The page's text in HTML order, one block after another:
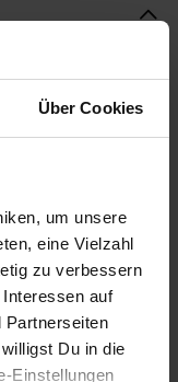
Über Cookies
um unsere
eine Vielzahl
zu verbessern
auf
Partnerseiten
Du in die
Einstellungen
51
0
Deckel und
Rattan, mit
2 Tragegriffe und
(100%
34 x H. 33 cm.